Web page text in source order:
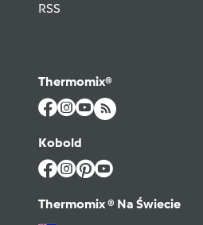
RSS
Thermomix®
Kobold
Thermomix ® Na Świecie